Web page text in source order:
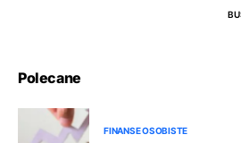
Polecane
FINANSE OSOBISTE